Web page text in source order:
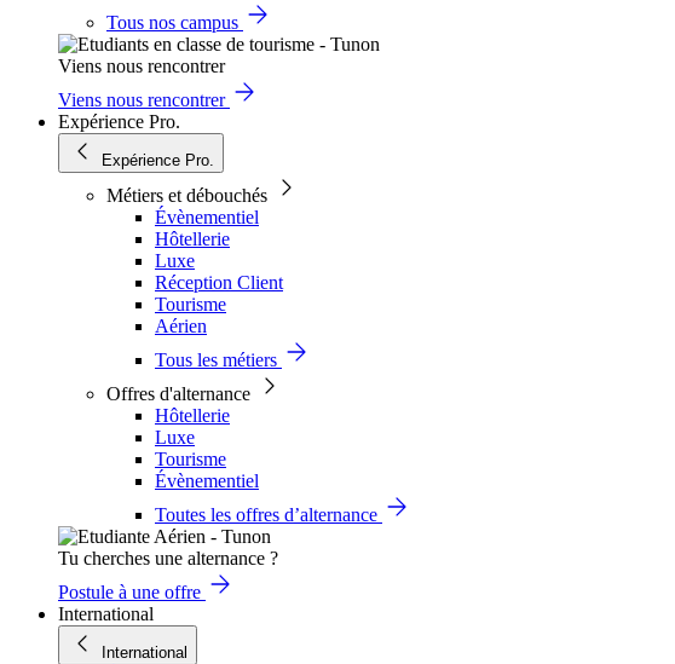
Tous nos campus
Viens nous rencontrer
Viens nous rencontrer
Expérience Pro.
Expérience Pro.
Métiers et débouchés
Évènementiel
Hôtellerie
Luxe
Réception Client
Tourisme
Aérien
Tous les métiers
Offres d'alternance
Hôtellerie
Luxe
Tourisme
Évènementiel
Toutes les offres d’alternance
Tu cherches une alternance ?
Postule à une offre
International
International